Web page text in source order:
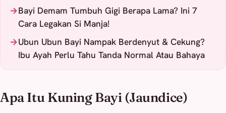
Bayi Demam Tumbuh Gigi Berapa Lama? Ini 7
Cara Legakan Si Manja!
Ubun Ubun Bayi Nampak Berdenyut & Cekung?
Ibu Ayah Perlu Tahu Tanda Normal Atau Bahaya
Apa Itu Kuning Bayi (Jaundice)